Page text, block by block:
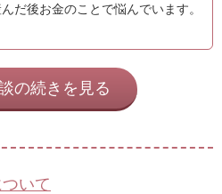
だ後お金のことで悩んでいます。
の続きを見る
いて